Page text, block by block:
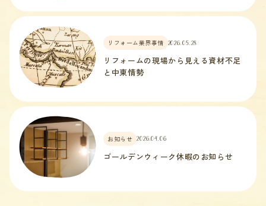
リフォーム業界事情 2026.05.28
リフォームの現場から見える資材不足
と中東情勢
お知らせ 2026.04.06
ゴールデンウィーク休暇のお知らせ